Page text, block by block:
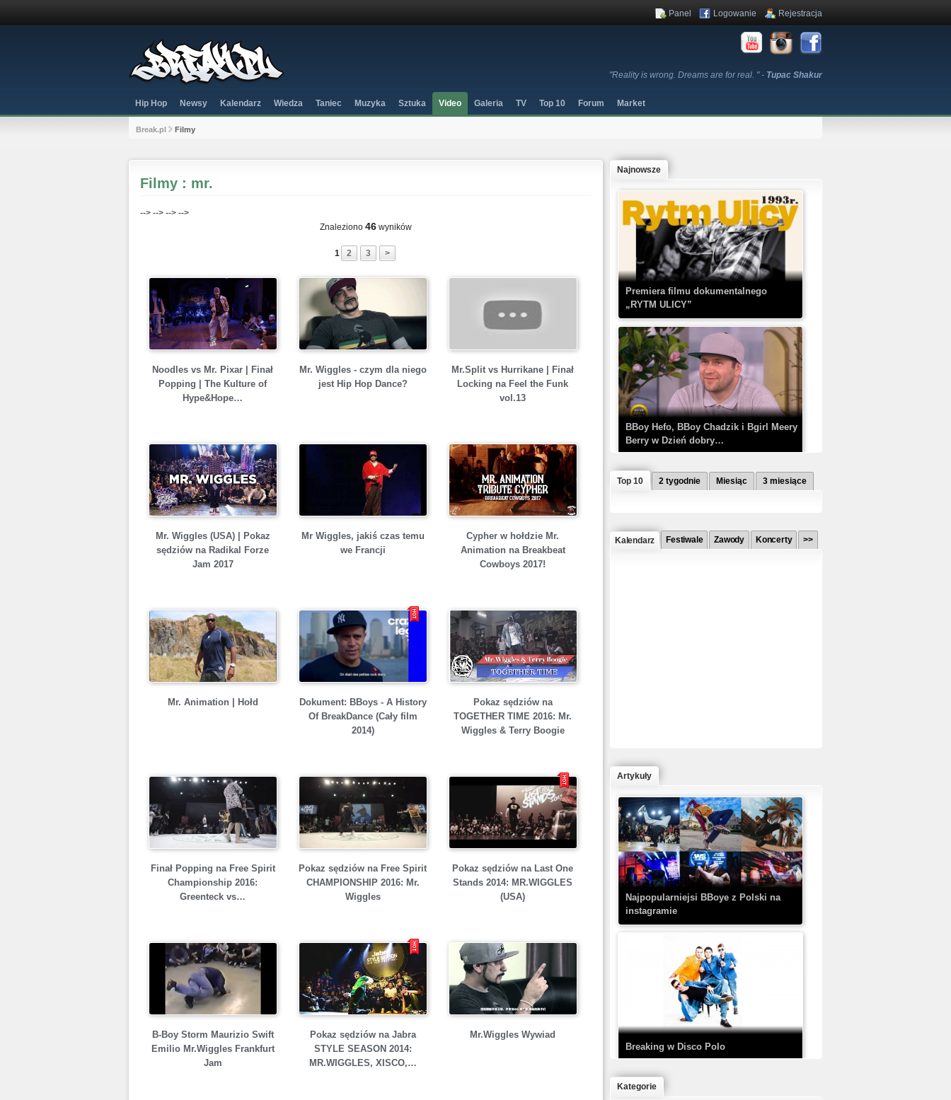
"Reality is wrong. Dreams are for real. " - Tupac Shakur
Panel Logowanie Rejestracja
Hip Hop Newsy Kalendarz Wiedza Taniec Muzyka Sztuka Video Galeria TV Top 10 Forum Market
Break.pl Filmy
Filmy : mr.
--> --> --> -->
Znaleziono 46 wyników
1 2 3 >
Noodles vs Mr. Pixar | Finał
Popping | The Kulture of
Hype&Hope…
Mr. Wiggles - czym dla niego
jest Hip Hop Dance?
Mr.Split vs Hurrikane | Finał
Locking na Feel the Funk
vol.13
Mr. Wiggles (USA) | Pokaz
sędziów na Radikal Forze
Jam 2017
Mr Wiggles, jakiś czas temu
we Francji
Cypher w hołdzie Mr.
Animation na Breakbeat
Cowboys 2017!
Mr. Animation | Hołd
Dokument: BBoys - A History
Of BreakDance (Cały film
2014)
Pokaz sędziów na
TOGETHER TIME 2016: Mr.
Wiggles & Terry Boogie
Finał Popping na Free Spirit
Championship 2016:
Greenteck vs…
Pokaz sędziów na Free Spirit
CHAMPIONSHIP 2016: Mr.
Wiggles
Pokaz sędziów na Last One
Stands 2014: MR.WIGGLES
(USA)
B-Boy Storm Maurizio Swift
Emilio Mr.Wiggles Frankfurt
Jam
Pokaz sędziów na Jabra
STYLE SEASON 2014:
MR.WIGGLES, XISCO,…
Mr.Wiggles Wywiad
Najnowsze
Premiera filmu dokumentalnego
„RYTM ULICY”
BBoy Hefo, BBoy Chadzik i Bgirl Meery
Berry w Dzień dobry…
Kaczorex w najnowszym klipie: HRYPA
– Kobieta z walizką
TEDE & SIR MICH - KICKDOWN /
DISCO NOIR
Top 10 2 tygodnie Miesiąc 3 miesiące
Kalendarz Festiwale Zawody Koncerty >>
Artykuły
Najpopularniejsi BBoye z Polski na
instagramie
Breaking w Disco Polo
Kategorie